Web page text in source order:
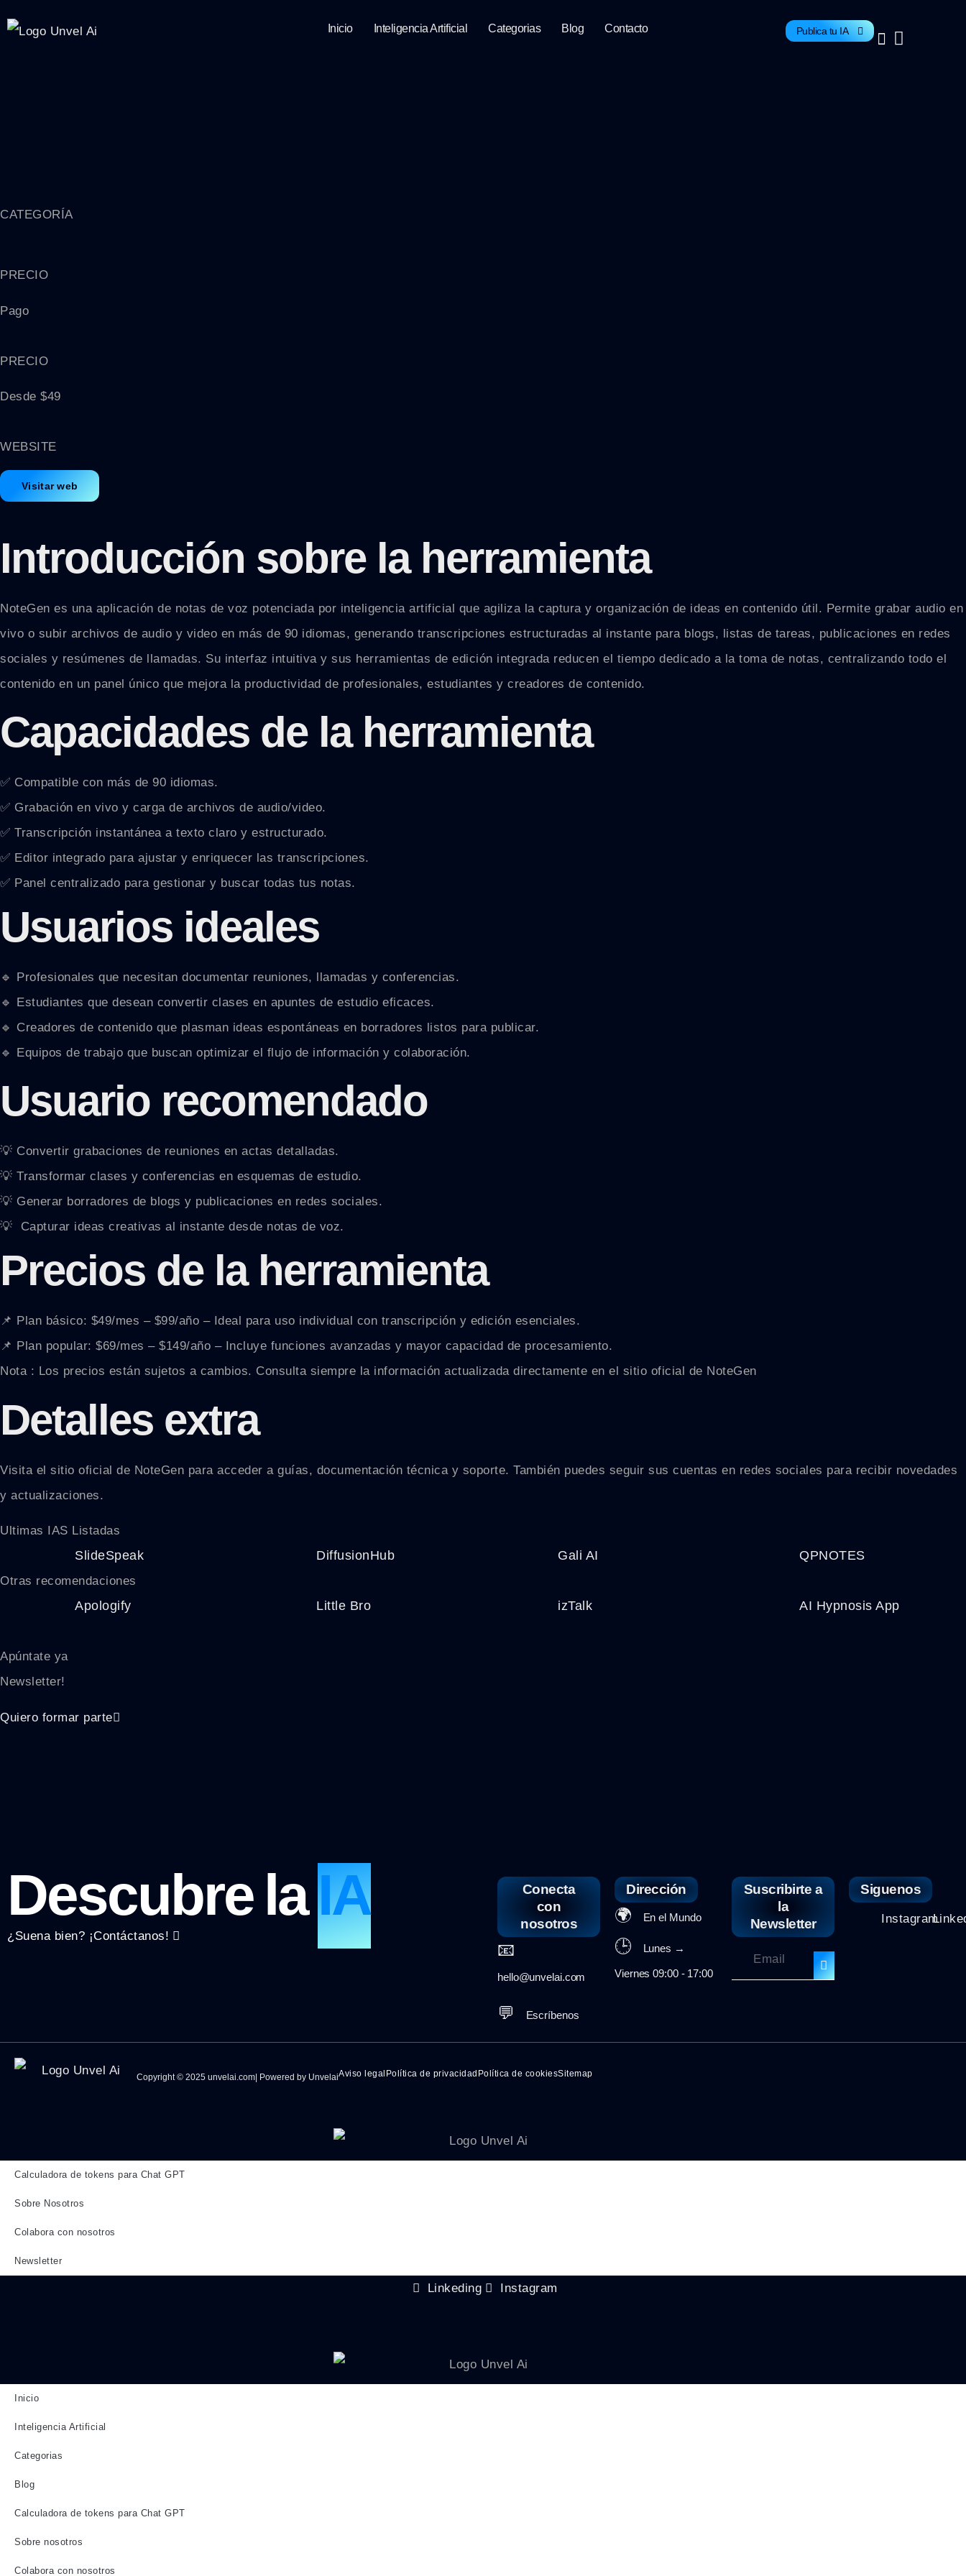
Inicio Inteligencia Artificial Categorias Blog Contacto Publica tu IA
CATEGORÍA
PRECIO
Pago
PRECIO
Desde $49
WEBSITE
Visitar web
Introducción sobre la herramienta
NoteGen es una aplicación de notas de voz potenciada por inteligencia artificial que agiliza la captura y organización de ideas en contenido útil. Permite grabar audio en
vivo o subir archivos de audio y video en más de 90 idiomas, generando transcripciones estructuradas al instante para blogs, listas de tareas, publicaciones en redes
sociales y resúmenes de llamadas. Su interfaz intuitiva y sus herramientas de edición integrada reducen el tiempo dedicado a la toma de notas, centralizando todo el
contenido en un panel único que mejora la productividad de profesionales, estudiantes y creadores de contenido.
Capacidades de la herramienta
✅ Compatible con más de 90 idiomas.
✅ Grabación en vivo y carga de archivos de audio/video.
✅ Transcripción instantánea a texto claro y estructurado.
✅ Editor integrado para ajustar y enriquecer las transcripciones.
✅ Panel centralizado para gestionar y buscar todas tus notas.
Usuarios ideales
🔹 Profesionales que necesitan documentar reuniones, llamadas y conferencias.
🔹 Estudiantes que desean convertir clases en apuntes de estudio eficaces.
🔹 Creadores de contenido que plasman ideas espontáneas en borradores listos para publicar.
🔹 Equipos de trabajo que buscan optimizar el flujo de información y colaboración.
Usuario recomendado
💡 Convertir grabaciones de reuniones en actas detalladas.
💡 Transformar clases y conferencias en esquemas de estudio.
💡 Generar borradores de blogs y publicaciones en redes sociales.
💡 ️ Capturar ideas creativas al instante desde notas de voz.
Precios de la herramienta
📌 Plan básico: $49/mes – $99/año – Ideal para uso individual con transcripción y edición esenciales.
📌 Plan popular: $69/mes – $149/año – Incluye funciones avanzadas y mayor capacidad de procesamiento.
Nota : Los precios están sujetos a cambios. Consulta siempre la información actualizada directamente en el sitio oficial de NoteGen
Detalles extra
Visita el sitio oficial de NoteGen para acceder a guías, documentación técnica y soporte. También puedes seguir sus cuentas en redes sociales para recibir novedades
y actualizaciones.
Ultimas IAS Listadas
SlideSpeak DiffusionHub Gali AI QPNOTES
Otras recomendaciones
Apologify Little Bro izTalk AI Hypnosis App
Apúntate ya
Newsletter!
Quiero formar parte
Descubre laIA
¿Suena bien? ¡Contáctanos!
Conecta
con
nosotros
📧
hello@unvelai.com
💬 Escríbenos
Dirección
🌍 En el Mundo
🕒 Lunes →
Viernes 09:00 - 17:00
Suscribirte a
la
Newsletter
Siguenos
Instagram
Copyright © 2025 unvelai.com| Powered by UnvelaiAviso legal Política de privacidad Política de cookiesSitemap
Calculadora de tokens para Chat GPT
Sobre Nosotros
Colabora con nosotros
Newsletter
Linkeding Instagram
Inicio
Inteligencia Artificial
Categorias
Blog
Calculadora de tokens para Chat GPT
Sobre nosotros
Colabora con nosotros